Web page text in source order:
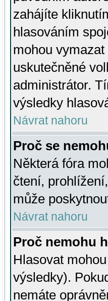
zahájíte
hlasováním
mohou
uskutečněné
administrátor.
výsledky
Návrat nahoru
Proč se
Některá fóra
čtení,
může
Návrat nahoru
Proč nemohu
Hlasovat
výsledky).
nemáte